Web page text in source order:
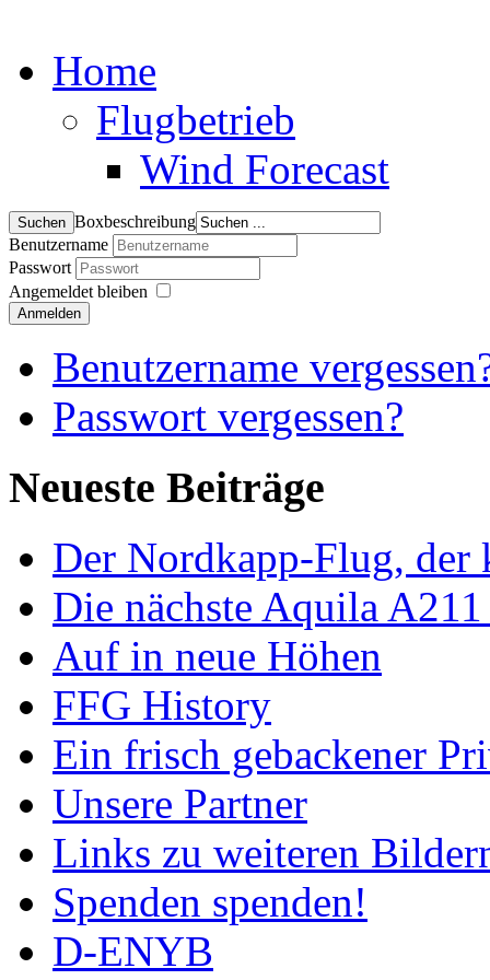
Home
Flugbetrieb
Wind Forecast
Boxbeschreibung
Benutzername
Passwort
Angemeldet bleiben
Anmelden
Benutzername
Passwort vergessen?
Neueste Beiträge
Der Nordkapp-Flug, der
Die nächste Aquila
Auf in neue Höhen
FFG History
Ein frisch gebackener
Unsere Partner
Links zu weiteren
Spenden spenden!
D-ENYB